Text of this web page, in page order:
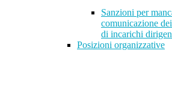
Sanzioni per
comunicazione
di incarichi
Posizioni organizzative